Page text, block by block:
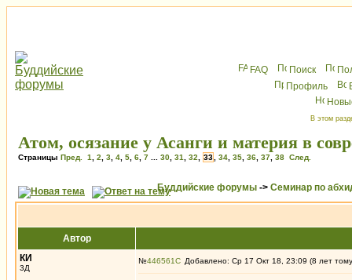
FAQ Поиск
Профиль
В этом
Атом, осязание у Асанги и материя в
Страницы Пред. 1 2 3 4 5 6 7 30 31 32 33 34 35 36 37 38 След.
Буддийские форумы -> Семинар по
Автор
КИ
3Д
№446561 Добавлено: Ср 17 Окт 18, 23:09 (8 лет